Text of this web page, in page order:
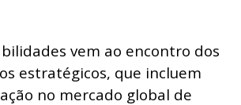
vem ao encontro dos
estratégicos, que incluem
no mercado global de